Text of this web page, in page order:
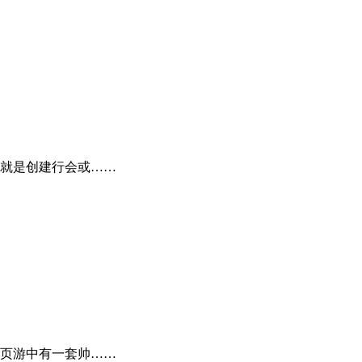
是创建行会或……
游中有一套帅……